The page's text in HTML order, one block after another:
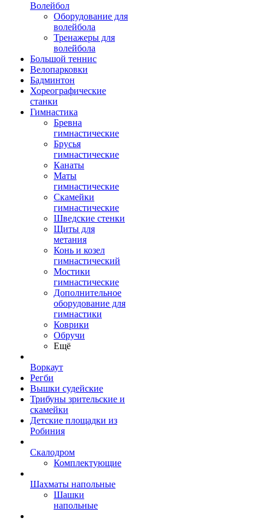
Волейбол
Оборудование для
волейбола
Тренажеры для
волейбола
Большой теннис
Велопарковки
Бадминтон
Хореографические
станки
Гимнастика
Бревна
гимнастические
Брусья
гимнастические
Канаты
Маты
гимнастические
Скамейки
гимнастические
Шведские стенки
Щиты для
метания
Конь и козел
гимнастический
Мостики
гимнастические
Дополнительное
оборудование для
гимнастики
Коврики
Обручи
Ещё
Воркаут
Регби
Вышки судейские
Трибуны зрительские и
скамейки
Детские площадки из
Робиния
Скалодром
Комплектующие
Шахматы напольные
Шашки
напольные